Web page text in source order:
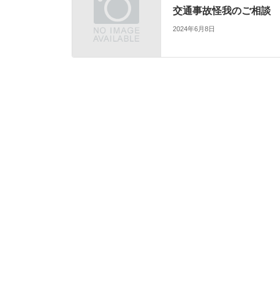
交通事故怪我のご相談
2024年6月8日